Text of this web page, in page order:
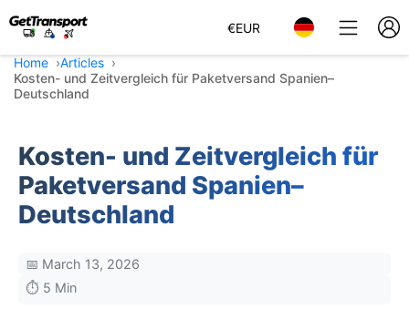
€EUR
Home
Articles
Kosten- und Zeitvergleich für Paketversand Spanien–
Deutschland
Kosten- und Zeitvergleich für
Paketversand Spanien–
Deutschland
📅 March 13, 2026
⏱️ 5 Min